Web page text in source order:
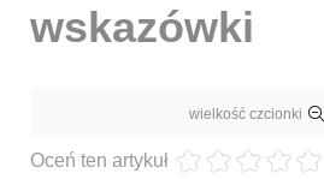
wskazówki
wielkość czcionki
Oceń ten artykuł